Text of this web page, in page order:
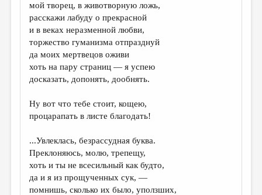
ОТДЕЛЫ И РУБРИКИ
ИЗБРАННОЕ
ДАЙДЖЕСТ
ПРОИЗВЕДЕНИЯ
ПЕРЕВОДЫ
КОНКУРСЫ
КНИЖНАЯ ПОЛКА
ОБЗОР ЛИТЕРАТУРЫ
СТРАНИЦЫ ПАМЯТИ
мой творец, в животворную ложь,
расскажи лабуду о прекрасной
и в веках неразменной любви,
торжество гуманизма отпразднуй
да моих мертвецов оживи
хоть на пару страниц — я успею
досказать, допонять, дообнять.
Ну вот что тебе стоит, кощею,
процарапать в листе благодать!
...Увлеклась, безрассудная буква.
Преклоняюсь, молю, трепещу,
хоть и ты не всесильный как будто,
да и я из прощученных сук, —
помнишь, сколько их было, уползших,